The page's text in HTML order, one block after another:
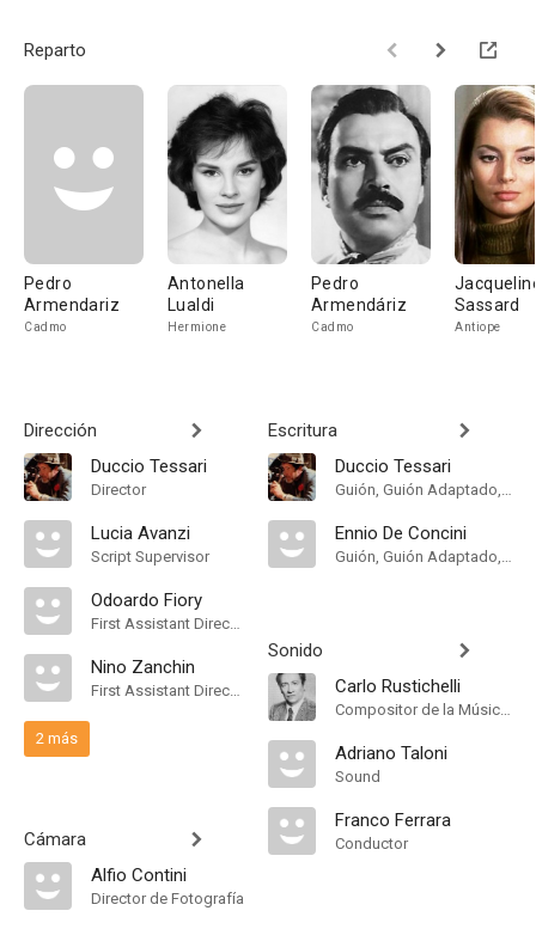
Reparto
Pedro
Armendariz
Cadmo
Antonella
Lualdi
Hermione
Pedro
Armendáriz
Cadmo
Sassard
Antiope
Dirección
Duccio Tessari
Director
Lucia Avanzi
Script Supervisor
Odoardo Fiory
First Assistant Director
Nino Zanchin
First Assistant Director
2 más
Cámara
Alfio Contini
Director de Fotografía
Escritura
Duccio Tessari
Guión, Guión Adaptado, Historia
Ennio De Concini
Guión, Guión Adaptado, Historia
Sonido
Carlo Rustichelli
Compositor de la Música Original
Adriano Taloni
Sound
Franco Ferrara
Conductor